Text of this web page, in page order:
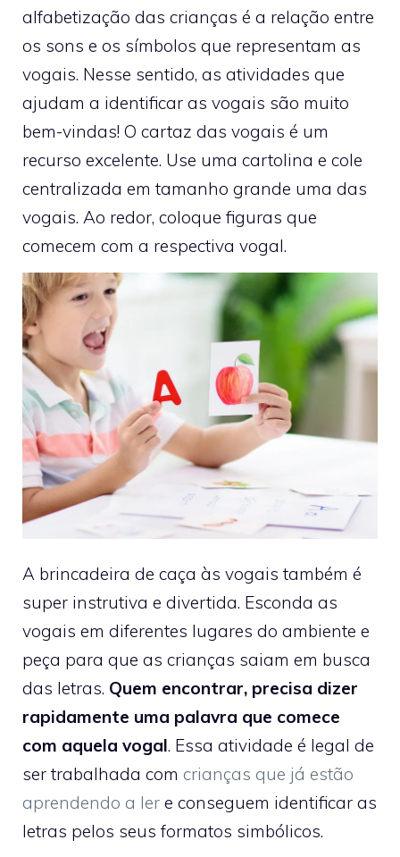
alfabetização das crianças é a relação entre
os sons e os símbolos que representam as
vogais. Nesse sentido, as atividades que
ajudam a identificar as vogais são muito
bem-vindas! O cartaz das vogais é um
recurso excelente. Use uma cartolina e cole
centralizada em tamanho grande uma das
vogais. Ao redor, coloque figuras que
comecem com a respectiva vogal.
A brincadeira de caça às vogais também é
super instrutiva e divertida. Esconda as
vogais em diferentes lugares do ambiente e
peça para que as crianças saiam em busca
das letras. Quem encontrar, precisa dizer
rapidamente uma palavra que comece
com aquela vogal. Essa atividade é legal de
ser trabalhada com crianças que já estão
aprendendo a ler e conseguem identificar as
letras pelos seus formatos simbólicos.